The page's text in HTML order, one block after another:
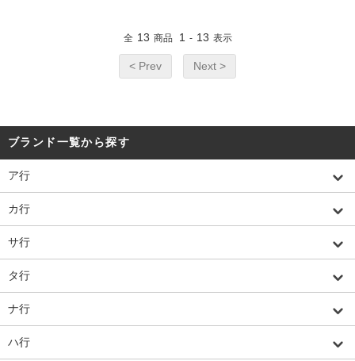
全 13 商品 1 - 13 表示
< Prev Next >
ブランド一覧から探す
ア行
カ行
サ行
タ行
ナ行
ハ行